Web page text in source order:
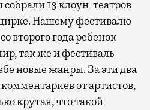
13 клоун-театров
Нашему фестивалю
второго года ребенок
так же и фестиваль
новые жанры. За эти два
от артистов,
крутая, что такой